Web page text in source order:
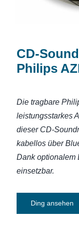
CD-
Philips
Die tragbare
leistungsstarkes
dieser CD-
kabellos über
Dank optionalem
einsetzbar.
Ding ansehen